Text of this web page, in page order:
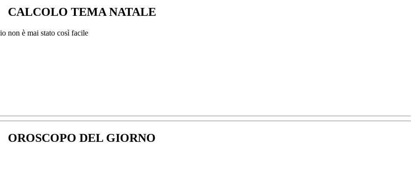
CALCOLO TEMA NATALE
OROSCOPO DEL GIORNO